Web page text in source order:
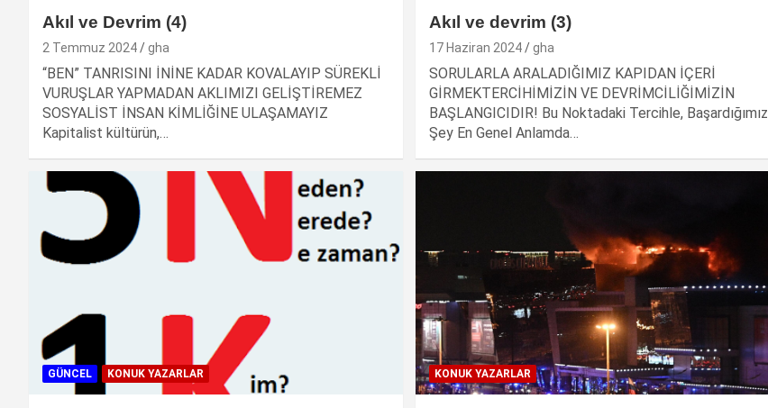
Akıl ve Devrim (4)
2 Temmuz 2024 gha
“BEN” TANRISINI İNİNE KADAR KOVALAYIP SÜREKLİ
VURUŞLAR YAPMADAN AKLIMIZI GELİŞTİREMEZ
SOSYALİST İNSAN KİMLİĞİNE ULAŞAMAYIZ
Kapitalist kültürün,…
Akıl ve devrim (3)
17 Haziran 2024 gha
SORULARLA ARALADIĞIMIZ KAPIDAN İÇERİ
GİRMEKTERCİHİMİZİN VE DEVRİMCİLİĞİMİZİN
BAŞLANGICIDIR! Bu Noktadaki Tercihle, Başardığımız
Şey En Genel Anlamda…
GÜNCEL KONUK YAZARLAR KONUK YAZARLAR